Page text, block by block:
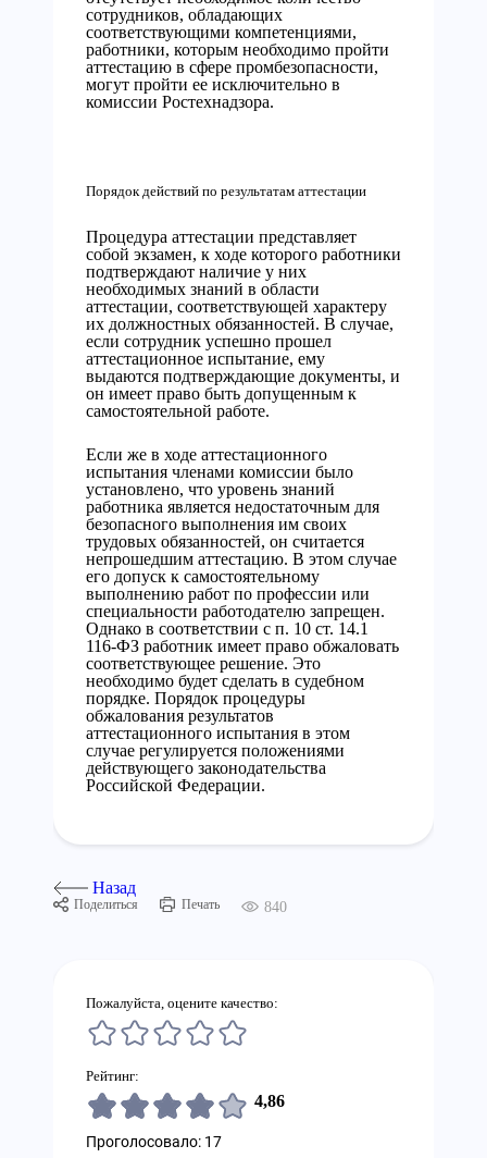
сотрудников, обладающих
соответствующими компетенциями,
работники, которым необходимо пройти
аттестацию в сфере промбезопасности,
могут пройти ее исключительно в
комиссии Ростехнадзора.
Порядок действий по результатам аттестации
Процедура аттестации представляет
собой экзамен, к ходе которого работники
подтверждают наличие у них
необходимых знаний в области
аттестации, соответствующей характеру
их должностных обязанностей. В случае,
если сотрудник успешно прошел
аттестационное испытание, ему
выдаются подтверждающие документы, и
он имеет право быть допущенным к
самостоятельной работе.
Если же в ходе аттестационного
испытания членами комиссии было
установлено, что уровень знаний
работника является недостаточным для
безопасного выполнения им своих
трудовых обязанностей, он считается
непрошедшим аттестацию. В этом случае
его допуск к самостоятельному
выполнению работ по профессии или
специальности работодателю запрещен.
Однако в соответствии с п. 10 ст. 14.1
116-ФЗ работник имеет право обжаловать
соответствующее решение. Это
необходимо будет сделать в судебном
порядке. Порядок процедуры
обжалования результатов
аттестационного испытания в этом
случае регулируется положениями
действующего законодательства
Российской Федерации.
Назад
Поделиться Печать 840
Пожалуйста, оцените качество:
Рейтинг:
4,86
Проголосовало: 17